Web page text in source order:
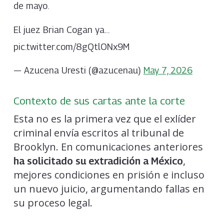
de mayo.
El juez Brian Cogan ya…
pic.twitter.com/8gQtlONx9M
— Azucena Uresti (@azucenau) May 7, 2026
Contexto de sus cartas ante la corte
Esta no es la primera vez que el exlíder
criminal envía escritos al tribunal de
Brooklyn. En comunicaciones anteriores
ha solicitado su extradición a México,
mejores condiciones en prisión e incluso
un nuevo juicio, argumentando fallas en
su proceso legal.